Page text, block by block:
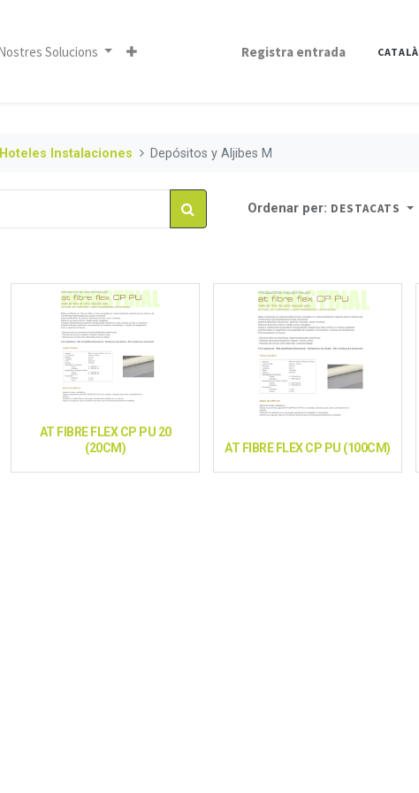
Solucions Registra entrada CATALÀ
Instalaciones Depósitos y Aljibes M
Ordenar per: DESTACATS
AT FIBRE FLEX CP PU 20
(20CM)
AT FIBRE FLEX CP PU (100CM)